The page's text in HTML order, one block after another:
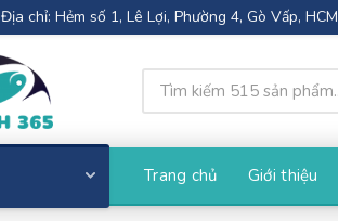
Địa chỉ: Hẻm số 1, Lê Lợi, Phường 4, Gò Vấp, HCM
Trang chủ Giới thiệu